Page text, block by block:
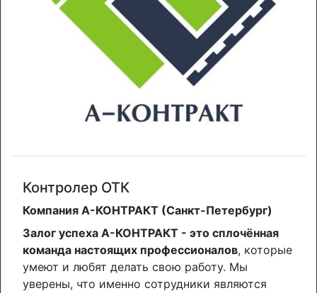
Контролер ОТК
Компания А-КОНТРАКТ (Санкт-Петербург)
Залог успеха А-КОНТРАКТ - это сплочённая
команда настоящих профессионалов, которые
умеют и любят делать свою работу. Мы
уверены, что именно сотрудники являются